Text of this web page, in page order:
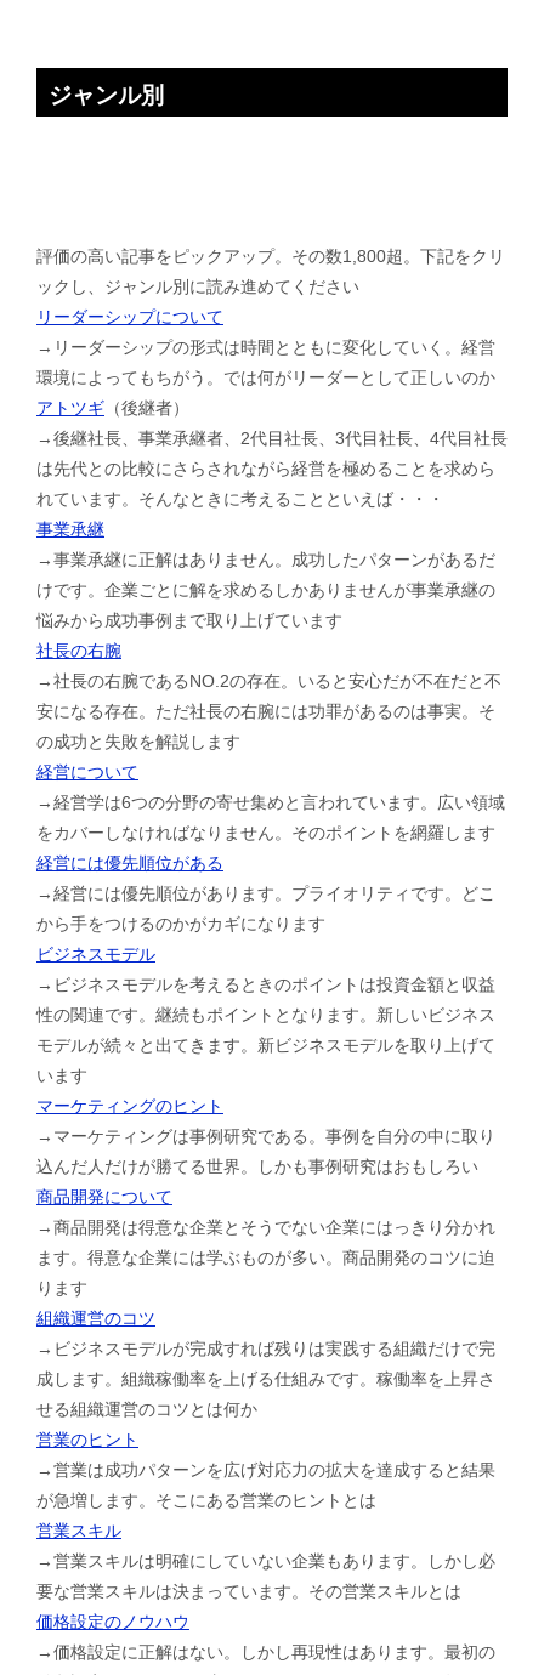
ジャンル別
評価の高い記事をピックアップ。その数1,800超。下記をクリ
ックし、ジャンル別に読み進めてください
リーダーシップについて
→リーダーシップの形式は時間とともに変化していく。経営
環境によってもちがう。では何がリーダーとして正しいのか
アトツギ （後継者）
→後継社長、事業承継者、2代目社長、3代目社長、4代目社長
は先代との比較にさらされながら経営を極めることを求めら
れています。そんなときに考えることといえば・・・
事業承継
→事業承継に正解はありません。成功したパターンがあるだ
けです。企業ごとに解を求めるしかありませんが事業承継の
悩みから成功事例まで取り上げています
社長の右腕
→社長の右腕であるNO.2の存在。いると安心だが不在だと不
安になる存在。ただ社長の右腕には功罪があるのは事実。そ
の成功と失敗を解説します
経営について
→経営学は6つの分野の寄せ集めと言われています。広い領域
をカバーしなければなりません。そのポイントを網羅します
経営には優先順位がある
→経営には優先順位があります。プライオリティです。どこ
から手をつけるのかがカギになります
ビジネスモデル
→ビジネスモデルを考えるときのポイントは投資金額と収益
性の関連です。継続もポイントとなります。新しいビジネス
モデルが続々と出てきます。新ビジネスモデルを取り上げて
います
マーケティングのヒント
→マーケティングは事例研究である。事例を自分の中に取り
込んだ人だけが勝てる世界。しかも事例研究はおもしろい
商品開発について
→商品開発は得意な企業とそうでない企業にはっきり分かれ
ます。得意な企業には学ぶものが多い。商品開発のコツに迫
ります
組織運営のコツ
→ビジネスモデルが完成すれば残りは実践する組織だけで完
成します。組織稼働率を上げる仕組みです。稼働率を上昇さ
せる組織運営のコツとは何か
営業のヒント
→営業は成功パターンを広げ対応力の拡大を達成すると結果
が急増します。そこにある営業のヒントとは
営業スキル
→営業スキルは明確にしていない企業もあります。しかし必
要な営業スキルは決まっています。その営業スキルとは
価格設定のノウハウ
→価格設定に正解はない。しかし再現性はあります。最初の